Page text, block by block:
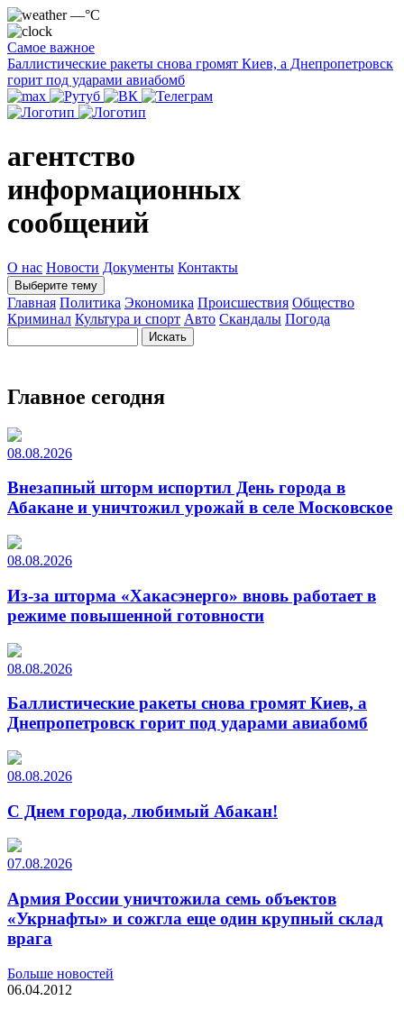
—°C
Самое важное
Баллистические ракеты снова громят Киев, а Днепропетровск
горит под ударами авиабомб
агентство
информационных
сообщений
О нас Новости Документы Контакты
Выберите тему
Главная Политика Экономика Происшествия Общество
Криминал Культура и спорт Авто Скандалы Погода
Главное сегодня
08.08.2026
Внезапный шторм испортил День города в
Абакане и уничтожил урожай в селе Московское
08.08.2026
Из-за шторма «Хакасэнерго» вновь работает в
режиме повышенной готовности
08.08.2026
Баллистические ракеты снова громят Киев, а
Днепропетровск горит под ударами авиабомб
08.08.2026
С Днем города, любимый Абакан!
07.08.2026
Армия России уничтожила семь объектов
«Укрнафты» и сожгла еще один крупный склад
врага
Больше новостей
06.04.2012